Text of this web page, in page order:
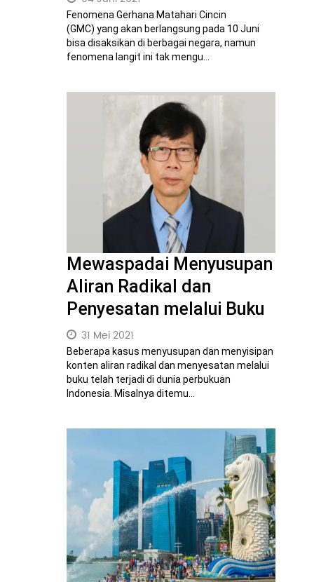
Fenomena Gerhana Matahari Cincin
(GMC) yang akan berlangsung pada 10 Juni
bisa disaksikan di berbagai negara, namun
fenomena langit ini tak mengu...
Mewaspadai Menyusupan
Aliran Radikal dan
Penyesatan melalui Buku
31 Mei 2021
Beberapa kasus menyusupan dan menyisipan
konten aliran radikal dan menyesatan melalui
buku telah terjadi di dunia perbukuan
Indonesia. Misalnya ditemu...